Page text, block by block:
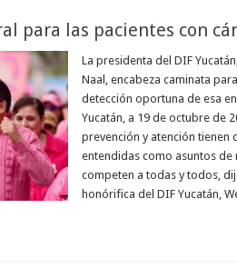
para las pacientes con
La presidenta del DIF
Naal, encabeza caminata
detección oportuna de esa
Yucatán, a 19 de octubre de
prevención y atención tienen
entendidas como asuntos de
competen a todas y todos,
honórifica del DIF Yucatán,